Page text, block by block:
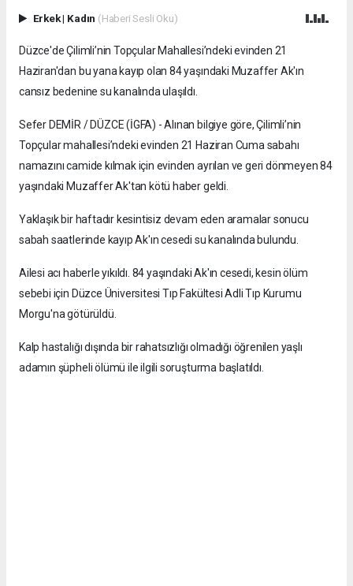
Erkek| Kadın (Haberi Sesli Oku)
Düzce'de Çilimli’nin Topçular Mahallesi’ndeki evinden 21
Haziran'dan bu yana kayıp olan 84 yaşındaki Muzaffer Ak'ın
cansız bedenine su kanalında ulaşıldı.
Sefer DEMİR / DÜZCE (İGFA) - Alınan bilgiye göre, Çilimli’nin
Topçular mahallesi’ndeki evinden 21 Haziran Cuma sabahı
namazını camide kılmak için evinden ayrılan ve geri dönmeyen 84
yaşındaki Muzaffer Ak'tan kötü haber geldi.
Yaklaşık bir haftadır kesintisiz devam eden aramalar sonucu
sabah saatlerinde kayıp Ak'ın cesedi su kanalında bulundu.
Ailesi acı haberle yıkıldı. 84 yaşındaki Ak'ın cesedi, kesin ölüm
sebebi için Düzce Üniversitesi Tıp Fakültesi Adli Tıp Kurumu
Morgu'na götürüldü.
Kalp hastalığı dışında bir rahatsızlığı olmadığı öğrenilen yaşlı
adamın şüpheli ölümü ile ilgili soruşturma başlatıldı.